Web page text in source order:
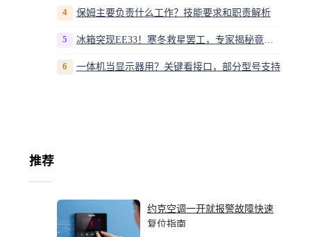
4 保姆主要负责什么工作？技能要求和职责解析
5 冰箱突现EE33！寒冬救星罢工，专家揭秘竟是无解故障？
6 一体机当显示器用？关键看接口，部分型号支持
推荐
约克空调一开就报警故障快速
复位指南